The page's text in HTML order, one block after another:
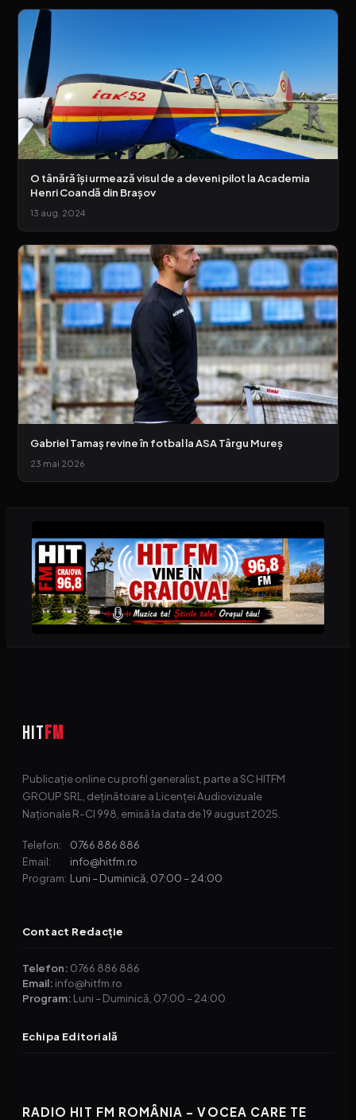
O tânără își urmează visul de a deveni pilot la Academia
Henri Coandă din Brașov
13 aug. 2024
Gabriel Tamaș revine în fotbal la ASA Târgu Mureș
23 mai 2026
HITFM
Publicație online cu profil generalist, parte a SC HITFM
GROUP SRL, deținătoare a Licenței Audiovizuale
Naționale R-CI 998, emisă la data de 19 august 2025.
Telefon: 0766 886 886
Email: info@hitfm.ro
Program: Luni – Duminică, 07:00 – 24:00
Contact Redacție
Telefon: 0766 886 886
Email: info@hitfm.ro
Program: Luni – Duminică, 07:00 – 24:00
Echipa Editorială
RADIO HIT FM ROMÂNIA – VOCEA CARE TE